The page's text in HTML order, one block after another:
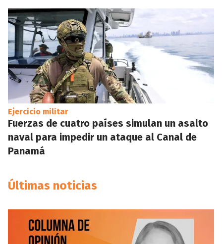
Ejercicio militar
Fuerzas de cuatro países simulan un asalto
naval para impedir un ataque al Canal de
Panamá
Últimas noticias